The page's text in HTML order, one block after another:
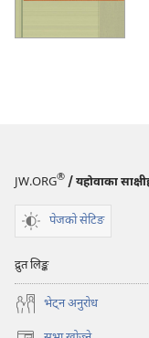
JW.ORG® / यहोवाका
पेजको सेटिङ
द्रुत लिङ्क
भेट्‌न अनुरोध